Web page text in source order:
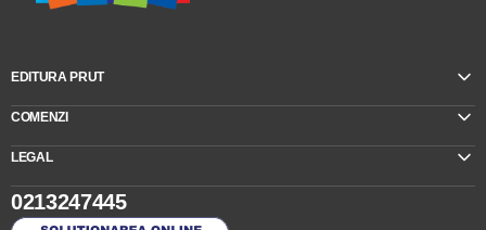
EDITURA PRUT
COMENZI
LEGAL
0213247445